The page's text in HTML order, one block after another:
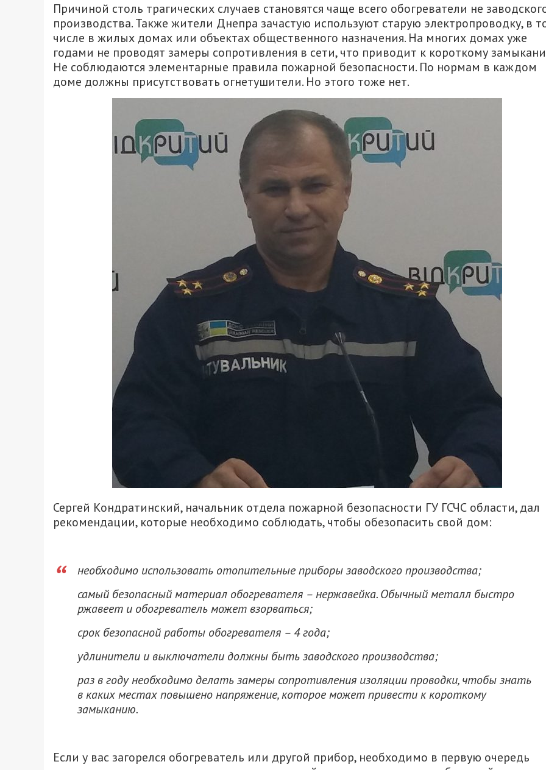
Причиной столь трагических случаев становятся чаще всего обогреватели не
производства. Также жители Днепра зачастую используют старую электропроводку, в
числе в жилых домах или объектах общественного назначения. На многих домах уже
годами не проводят замеры сопротивления в сети, что приводит к короткому
Не соблюдаются элементарные правила пожарной безопасности. По нормам в каждом
доме должны присутствовать огнетушители. Но этого тоже нет.
Сергей Кондратинский, начальник отдела пожарной безопасности ГУ ГСЧС области, дал
рекомендации, которые необходимо соблюдать, чтобы обезопасить свой дом:
необходимо использовать отопительные приборы заводского производства;
самый безопасный материал обогревателя – нержавейка. Обычный металл быстро
ржавеет и обогреватель может взорваться;
срок безопасной работы обогревателя – 4 года;
удлинители и выключатели должны быть заводского производства;
раз в году необходимо делать замеры сопротивления изоляции проводки, чтобы знать
в каких местах повышено напряжение, которое может привести к короткому
замыканию.
Если у вас загорелся обогреватель или другой прибор, необходимо в первую очередь